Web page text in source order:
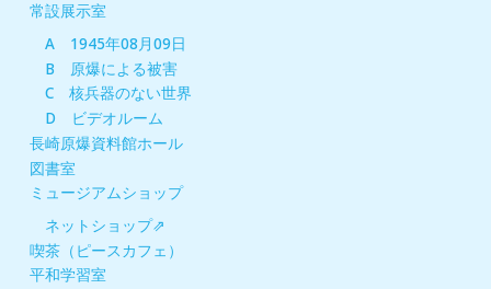
常設展示室
A 1945年08月09日
B 原爆による被害
C 核兵器のない世界
D ビデオルーム
長崎原爆資料館ホール
図書室
ミュージアムショップ
ネットショップ⇗
喫茶（ピースカフェ）
平和学習室